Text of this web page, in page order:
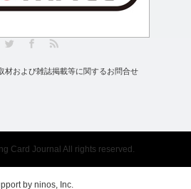
材および雑誌掲載等に関するお問合せ
Card Journal All rights reserved.
by ninos, Inc.